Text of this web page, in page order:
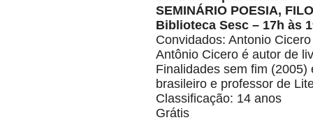
SEMINÁRIO POESIA,
Biblioteca Sesc – 17h às
Convidados: Antonio
Antônio Cicero é autor de
Finalidades sem fim
brasileiro e professor de
Classificação: 14 anos
Grátis